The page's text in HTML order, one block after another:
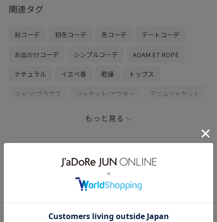
せ。
LINEでルミネ有楽町スタッフに相談は【友だち追加】を
関連タグ
秋コーデ 初冬コーデ 冬コーデ デートコーデ
お出かけコーデ シンプルコーデ ADAM ET ROPÉ
ナチュラル イエベ春 乾燥 トップス
シャツ/ブラウス ジャケット/アウター デニムジャケット
GMG15080
homme_August
さらりとした ゆったり
オーバーサイズ オールシーズン カジュアル
もっと見る
モリタのその他のスタイリング